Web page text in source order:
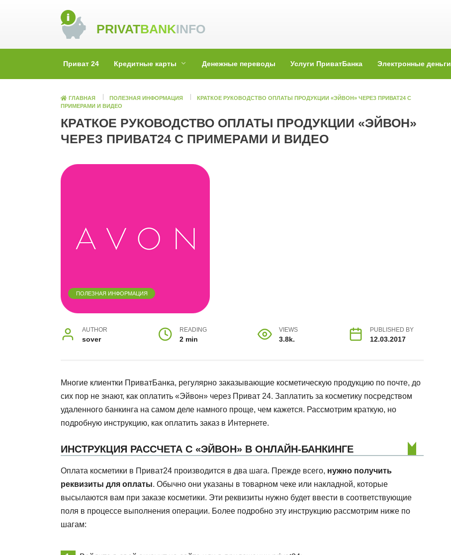
PRIVATBANKINFO
Приват 24 Кредитные карты Денежные переводы Услуги ПриватБанка Электронные деньги
ГЛАВНАЯ ПОЛЕЗНАЯ ИНФОРМАЦИЯ
КРАТКОЕ РУКОВОДСТВО ОПЛАТЫ ПРОДУКЦИИ «ЭЙВОН» ЧЕРЕЗ ПРИВАТ24 С
ПРИМЕРАМИ И ВИДЕО
КРАТКОЕ РУКОВОДСТВО ОПЛАТЫ ПРОДУКЦИИ «ЭЙВОН»
ЧЕРЕЗ ПРИВАТ24 С ПРИМЕРАМИ И ВИДЕО
ПОЛЕЗНАЯ ИНФОРМАЦИЯ
AUTHOR
sover
READING
2 min
VIEWS
3.8k.
PUBLISHED BY
12.03.2017
Многие клиентки ПриватБанка, регулярно заказывающие косметическую продукцию по почте, до
сих пор не знают, как оплатить «Эйвон» через Приват 24. Заплатить за косметику посредством
удаленного банкинга на самом деле намного проще, чем кажется. Рассмотрим краткую, но
подробную инструкцию, как оплатить заказ в Интернете.
ИНСТРУКЦИЯ РАССЧЕТА С «ЭЙВОН» В ОНЛАЙН-БАНКИНГЕ
Оплата косметики в Приват24 производится в два шага. Прежде всего, нужно получить
реквизиты для оплаты. Обычно они указаны в товарном чеке или накладной, которые
высылаются вам при заказе косметики. Эти реквизиты нужно будет ввести в соответствующие
поля в процессе выполнения операции. Более подробно эту инструкцию рассмотрим ниже по
шагам: